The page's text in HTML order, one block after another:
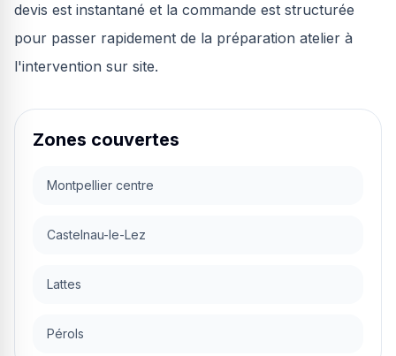
devis est instantané et la commande est structurée
pour passer rapidement de la préparation atelier à
l'intervention sur site.
Zones couvertes
Montpellier centre
Castelnau-le-Lez
Lattes
Pérols